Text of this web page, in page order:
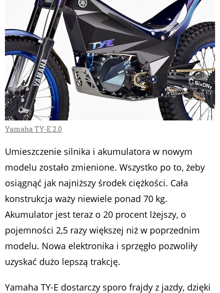
Yamaha TY-E 2.0
Umieszczenie silnika i akumulatora w nowym
modelu zostało zmienione. Wszystko po to, żeby
osiągnąć jak najniższy środek ciężkości. Cała
konstrukcja waży niewiele ponad 70 kg.
Akumulator jest teraz o 20 procent lżejszy, o
pojemności 2,5 razy większej niż w poprzednim
modelu. Nowa elektronika i sprzęgło pozwoliły
uzyskać dużo lepszą trakcję.
Yamaha TY-E dostarczy sporo frajdy z jazdy, dzięki